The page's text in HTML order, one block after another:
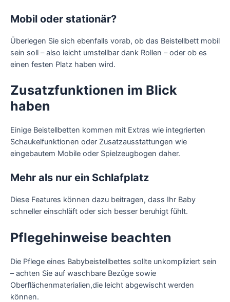
Mobil oder stationär?
Überlegen Sie sich ebenfalls vorab, ob das Beistellbett mobil
sein soll – also leicht umstellbar dank Rollen – oder ob es
einen festen Platz haben wird.
Zusatzfunktionen im Blick
haben
Einige Beistellbetten kommen mit Extras wie integrierten
Schaukelfunktionen oder Zusatzausstattungen wie
eingebautem Mobile oder Spielzeugbogen daher.
Mehr als nur ein Schlafplatz
Diese Features können dazu beitragen, dass Ihr Baby
schneller einschläft oder sich besser beruhigt fühlt.
Pflegehinweise beachten
Die Pflege eines Babybeistellbettes sollte unkompliziert sein
– achten Sie auf waschbare Bezüge sowie
Oberflächenmaterialien,die leicht abgewischt werden
können.